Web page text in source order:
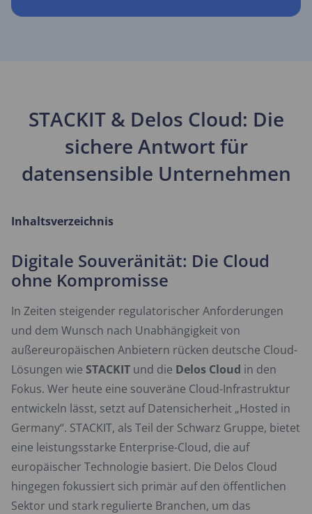
STACKIT & Delos Cloud: Die
sichere Antwort für
datensensible Unternehmen
Inhaltsverzeichnis
Digitale Souveränität: Die Cloud
ohne Kompromisse
In Zeiten steigender regulatorischer Anforderungen
und dem Wunsch nach Unabhängigkeit von
außereuropäischen Anbietern rücken deutsche Cloud-
Lösungen wie STACKIT und die Delos Cloud in den
Fokus. Wer heute eine souveräne Cloud-Infrastruktur
entwickeln lässt, setzt auf Datensicherheit „Hosted in
Germany“. STACKIT, als Teil der Schwarz Gruppe, bietet
eine leistungsstarke Enterprise-Cloud, die auf
europäischer Technologie basiert. Die Delos Cloud
hingegen fokussiert sich primär auf den öffentlichen
Sektor und stark regulierte Branchen, um das